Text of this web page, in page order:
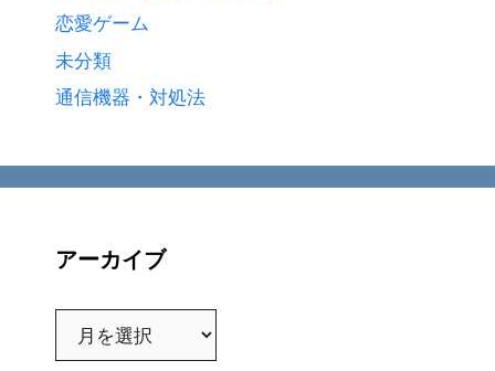
恋愛ゲーム
未分類
通信機器・対処法
アーカイブ